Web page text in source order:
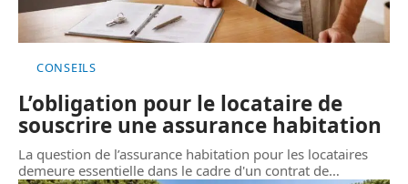
CONSEILS
L’obligation pour le locataire de
souscrire une assurance habitation
La question de l’assurance habitation pour les locataires
demeure essentielle dans le cadre d'un contrat de…